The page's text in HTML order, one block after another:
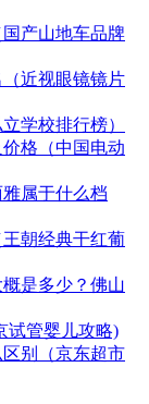
产山地车品牌
近视眼镜镜片
学校排行榜）
格（中国电动
属于什么档
朝经典干红葡
是多少？佛山
试管婴儿攻略)
别（京东超市